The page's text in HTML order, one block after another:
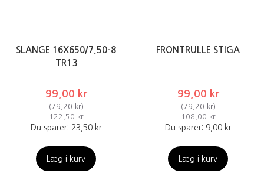
SLANGE 16X650/7,50-8
TR13
99,00 kr
(79,20 kr)
122,50 kr
Du sparer: 23,50 kr
Læg i kurv
FRONTRULLE STIGA
99,00 kr
(79,20 kr)
108,00 kr
Du sparer: 9,00 kr
Læg i kurv